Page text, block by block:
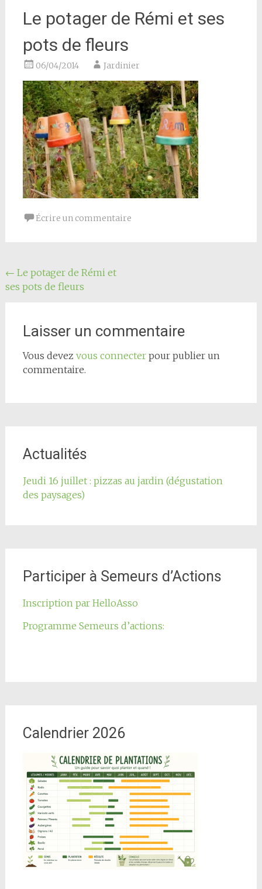
Le potager de Rémi et ses
pots de fleurs
06/04/2014 Jardinier
Écrire un commentaire
Navigation
de
← Le potager de Rémi et
ses pots de fleurs
Laisser un commentaire
Vous devez vous connecterpour publier un
commentaire.
Actualités
Jeudi 16 juillet : pizzas au jardin (dégustation
des paysages)
Participer à Semeurs d’Actions
Inscription par HelloAsso
Programme Semeurs d’actions:
Calendrier 2026